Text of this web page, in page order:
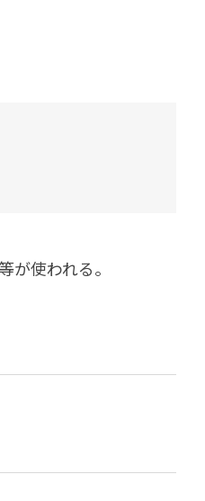
使われる。